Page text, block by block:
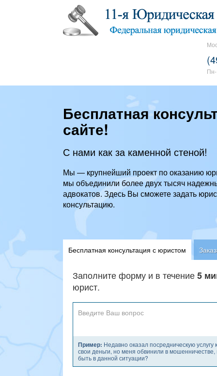
Бесплатная
сайте!
С нами как за каменной стеной!
Мы — крупнейший проект по оказанию
мы объединили более двух тысяч
адвокатов. Здесь Вы сможете задать
консультацию.
Бесплатная консультация с юристом
Заполните форму и в течение5
юрист.
Пример: Недавно оказал посредническую
свои деньги, но меня обвинили в мошенничестве,
быть в данной ситуации?